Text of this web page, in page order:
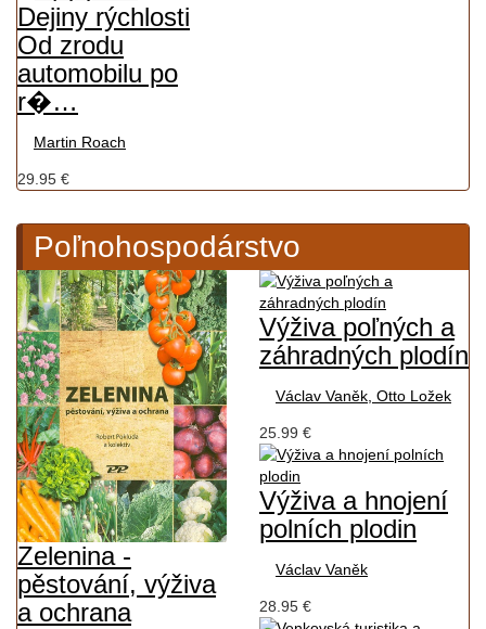
Dejiny rýchlosti
Od zrodu
automobilu po
r�…
Martin Roach
29.95 €
Poľnohospodárstvo
Zelenina -
pěstování, výživa
a ochrana
Výživa poľných a
záhradných plodín
Václav Vaněk, Otto Ložek
25.99 €
Výživa a hnojení
polních plodin
Václav Vaněk
28.95 €